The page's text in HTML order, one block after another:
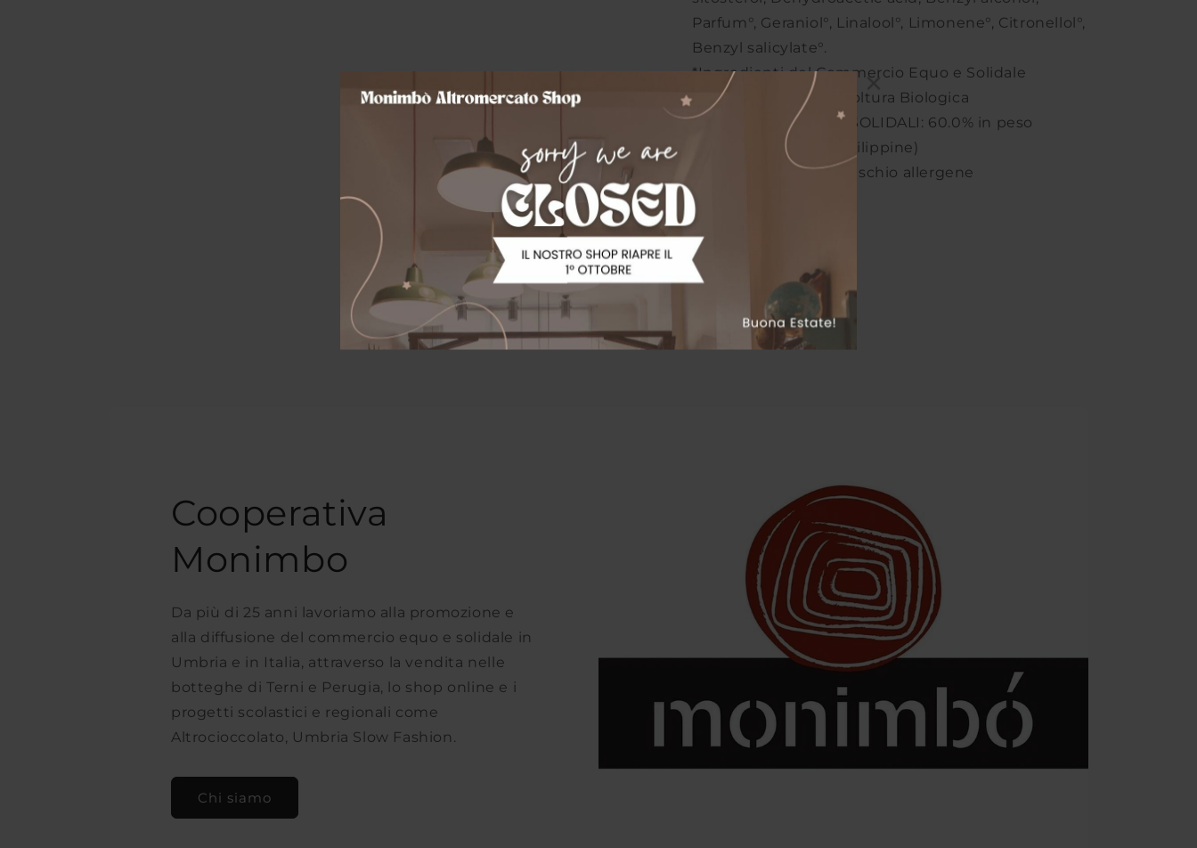
Parfum°, Geraniol°, Linalool°, Limonene°, Citronellol°,
Benzyl salicylate°.
*Ingredienti del Commercio Equo e Solidale
°Ingredienti da Agricoltura Biologica
INGREDIENTI EQUO SOLIDALI: 60.0% in peso
olio di cocco SPFTC (Filippine)
Nessun rischio allergene
Cooperativa
Monimbo
Da più di 25 anni lavoriamo alla promozione e
alla diffusione del commercio equo e solidale in
Umbria e in Italia, attraverso la vendita nelle
botteghe di Terni e Perugia, lo shop online e i
progetti scolastici e regionali come
Altrocioccolato, Umbria Slow Fashion.
Chi siamo